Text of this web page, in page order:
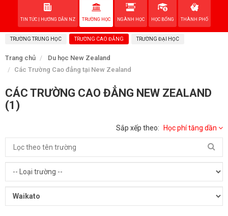
TIN TỨC | HƯỚNG DẪN NZ TRƯỜNG HỌC NGÀNH HỌC HỌC BỔNG THÀNH PHỐ
TRƯỜNG TRUNG HỌC TRƯỜNG CAO ĐẲNG TRƯỜNG ĐẠI HỌC
Trang chủ
Du học New Zealand
Các Trường Cao đẳng tại New Zealand
CÁC TRƯỜNG CAO ĐẲNG NEW ZEALAND
(1)
Sắp xếp theo: Học phí tăng dần
DỊCH VỤ
VỀ NAM PHONG
LIÊN HỆ